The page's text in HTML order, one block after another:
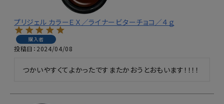
プリジェル カラーＥＸ／ライナービターチョコ／４ｇ
購入者
投稿日 2024/04/08
つかいやすくてよかったですまたかおうとおもいます！！！！